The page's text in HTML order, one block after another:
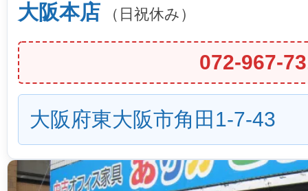
大阪本店 （日祝休み）
072-967-
大阪府東大阪市角田1-7-43